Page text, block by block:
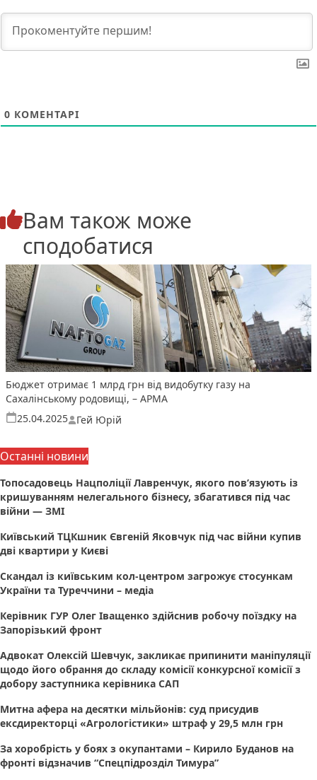
0 КОМЕНТАРІ
Вам також може
сподобатися
Бюджет отримає 1 млрд грн від видобутку газу на
Сахалінському родовищі, – АРМА
25.04.2025
ОпублікованоГей Юрій
Останні новини
Топосадовець Нацполіції Лавренчук, якого пов’язують із
кришуванням нелегального бізнесу, збагатився під час
війни — ЗМІ
Київський ТЦКшник Євгеній Яковчук під час війни купив
дві квартири у Києві
Скандал із київським кол-центром загрожує стосункам
України та Туреччини – медіа
Керівник ГУР Олег Іващенко здійснив робочу поїздку на
Запорізький фронт
Адвокат Олексій Шевчук, закликає припинити маніпуляції
щодо його обрання до складу комісії конкурсної комісії з
добору заступника керівника САП
Митна афера на десятки мільйонів: суд присудив
ексдиректорці «Агрологістики» штраф у 29,5 млн грн
За хоробрість у боях з окупантами – Кирило Буданов на
фронті відзначив “Спецпідрозділ Тимура”